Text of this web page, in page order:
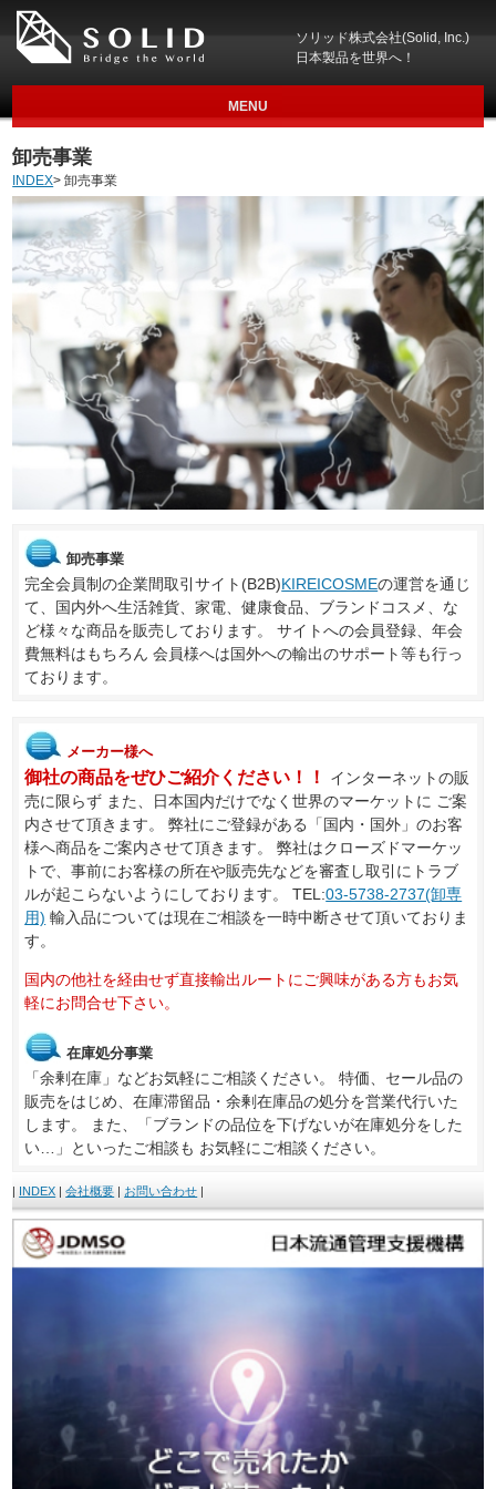
ソリッド株式会社(Solid, Inc.)
日本製品を世界へ！
MENU
卸売事業
INDEX> 卸売事業
卸売事業
完全会員制の企業間取引サイト(B2B)KIREICOSMEの運営を通じ
て、国内外へ生活雑貨、家電、健康食品、ブランドコスメ、な
ど様々な商品を販売しております。 サイトへの会員登録、年会
費無料はもちろん 会員様へは国外への輸出のサポート等も行っ
ております。
メーカー様へ
御社の商品をぜひご紹介ください！！
インターネットの販
売に限らず また、日本国内だけでなく世界のマーケットに ご案
内させて頂きます。 弊社にご登録がある「国内・国外」のお客
様へ商品をご案内させて頂きます。 弊社はクローズドマーケッ
トで、事前にお客様の所在や販売先などを審査し取引にトラブ
ルが起こらないようにしております。 TEL:03-5738-2737(卸専
用) 輸入品については現在ご相談を一時中断させて頂いておりま
す。
国内の他社を経由せず直接輸出ルートにご興味がある方もお気
軽にお問合せ下さい。
在庫処分事業
「余剰在庫」などお気軽にご相談ください。 特価、セール品の
販売をはじめ、在庫滞留品・余剰在庫品の処分を営業代行いた
します。 また、「ブランドの品位を下げないが在庫処分をした
い…」といったご相談も お気軽にご相談ください。
| INDEX |会社概要 | お問い合わせ |